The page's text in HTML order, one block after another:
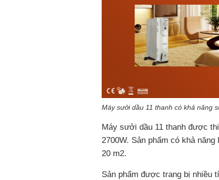
Máy sưởi dầu 11 thanh có khả năng
Máy sưởi dầu 11 thanh được
2700W. Sản phẩm có khả
20 m2.
Sản phẩm được trang bị nhiều